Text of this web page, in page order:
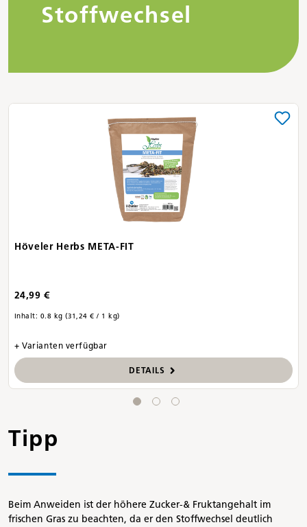
Stoffwechsel
Produktgalerie überspringen
Höveler Herbs META-FIT
24,99 €
Inhalt: 0.8 kg(31,24 € / 1 kg)
+ Varianten verfügbar
DETAILS
Tipp
Beim Anweiden ist der höhere Zucker-& Fruktangehalt im
frischen Gras zu beachten, da er den Stoffwechsel deutlich